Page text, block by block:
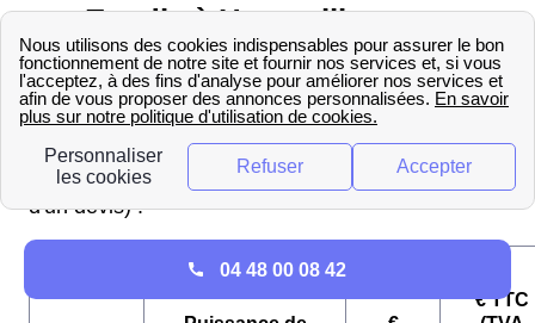
par Enedis à Hauteville-
Lompnes
Enedis prend en charge le raccordement du
logement à Hauteville-Lompnes. Voici les tarifs
pratiqués (ils sont maintenant estimés sur la base
d'un devis) :
€ TTC
04 48 00 08 42